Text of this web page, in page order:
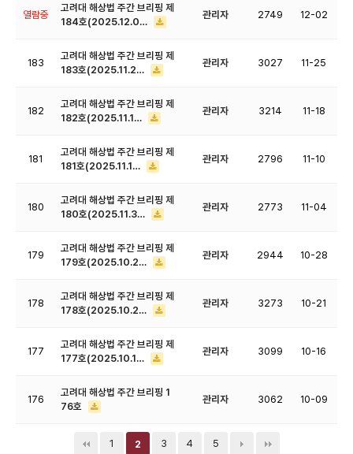
열람중
고려대 해상법 주간 브리핑 제
184호(2025.12.0…
관리자 2749 12-02
183
고려대 해상법 주간 브리핑 제
183호(2025.11.2…
관리자 3027 11-25
182
고려대 해상법 주간 브리핑 제
182호(2025.11.1…
관리자 3214 11-18
181
고려대 해상법 주간 브리핑 제
181호(2025.11.1…
관리자 2796 11-10
180
고려대 해상법 주간 브리핑 제
180호(2025.11.3…
관리자 2773 11-04
179
고려대 해상법 주간 브리핑 제
179호(2025.10.2…
관리자 2944 10-28
178
고려대 해상법 주간 브리핑 제
178호(2025.10.2…
관리자 3273 10-21
177
고려대 해상법 주간 브리핑 제
177호(2025.10.1…
관리자 3099 10-16
176
고려대 해상법 주간 브리핑 1
76호
관리자 3062 10-09
1 2 3 4 5